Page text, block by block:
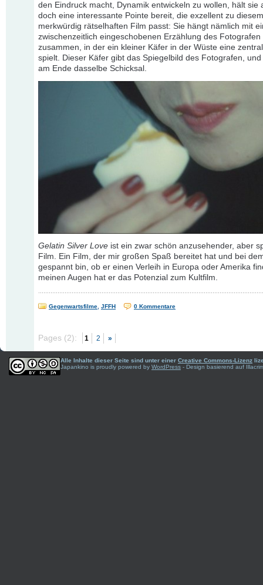
den Eindruck macht, Dynamik entwickeln zu wollen, hält sie
doch eine interessante Pointe bereit, die exzellent zu diesem
merkwürdig rätselhaften Film passt: Sie hängt nämlich mit
zwischenzeitlich eingeschobenen Erzählung des Fotografen
zusammen, in der ein kleiner Käfer in der Wüste eine
spielt. Dieser Käfer gibt das Spiegelbild des Fotografen,
am Ende dasselbe Schicksal.
Gelatin Silver Love ist ein zwar schön anzusehender, aber
Film. Ein Film, der mir großen Spaß bereitet hat und bei
gespannt bin, ob er einen Verleih in Europa oder Amerika
meinen Augen hat er das Potenzial zum Kultfilm.
Gegenwartsfilme JFFH 0 Kommentare
Pages (2): 1 2 »
Alle Inhalte dieser Seite sind unter einer Creative Commons-Lizenz
Japankino is proudly powered by WordPress - Design basierend auf